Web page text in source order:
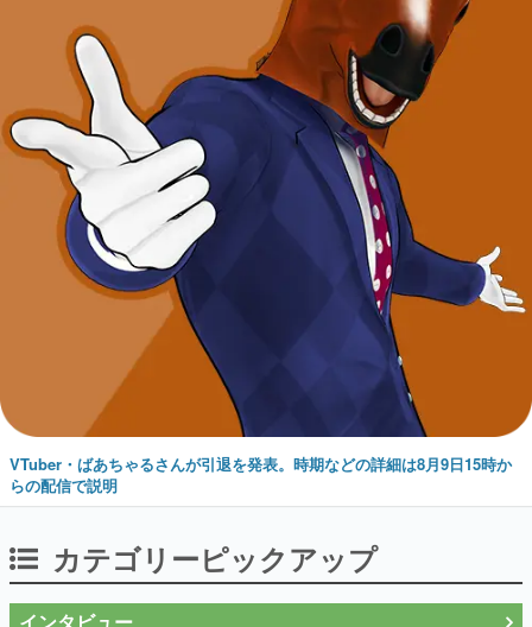
VTuber・ばあちゃるさんが引退を発表。時期などの詳細は8月9日15時か
らの配信で説明
カテゴリーピックアップ